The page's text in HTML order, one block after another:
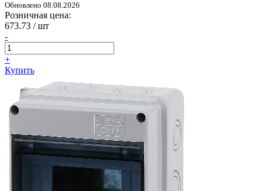
Обновлено 08.08.2026
Розничная цена:
673.73 / шт
-
+
Купить